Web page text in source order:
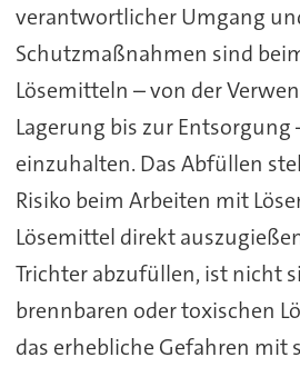
verantwortlicher Umgang
Schutzmaßnahmen sind
Lösemitteln – von der
Lagerung bis zur Entsorgung
einzuhalten. Das Abfüllen
Risiko beim Arbeiten mit
Lösemittel direkt
Trichter abzufüllen, ist nicht
brennbaren oder toxischen
das erhebliche Gefahren mit